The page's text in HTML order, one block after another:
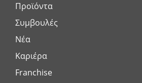
Προϊόντα
Συμβουλές
Νέα
Καριέρα
Franchise